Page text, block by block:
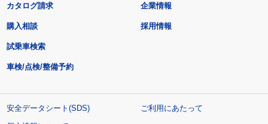
カタログ請求
購入相談
試乗車検索
車検/点検/整備予約
企業情報
採用情報
安全データシート(SDS)
ご利用にあたって